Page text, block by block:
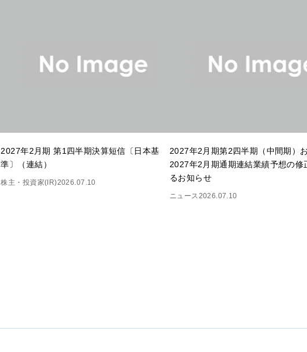
2027年2月期 第1四半期決算短信〔日本基
準〕（連結）
株主・投資家(IR)2026.07.10
2027年2月期第2四半期（中間期）
2027年2月期通期連結業績予想の修
るお知らせ
ニュース 2026.07.10